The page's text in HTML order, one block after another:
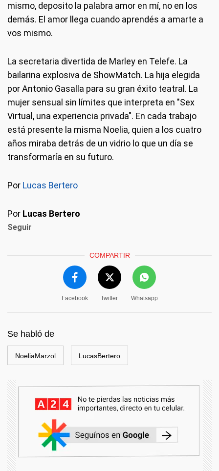
mismo, deposito la palabra amor en mí, no en los
demás. El amor llega cuando aprendés a amarte a
vos mismo.
La secretaria divertida de Marley en Telefe. La
bailarina explosiva de ShowMatch. La hija elegida
por Antonio Gasalla para su gran éxito teatral. La
mujer sensual sin límites que interpreta en "Sex
Virtual, una experiencia privada". En cada trabajo
está presente la misma Noelia, quien a los cuatro
años miraba detrás de un vidrio lo que un día se
transformaría en su futuro.
Por Lucas Bertero
Por Lucas Bertero
Seguir
COMPARTIR
Facebook Twitter Whatsapp
Se habló de
NoeliaMarzol LucasBertero